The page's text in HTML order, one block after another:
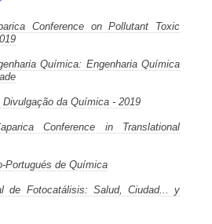
Conference on Pollutant Toxic
Química: Engenharia Química
da Química - 2019
Conference in Translational
Portugués de Química
de Fotocatálisis: Salud, Ciudad... y